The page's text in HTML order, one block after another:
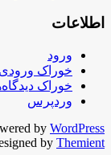
اطلاعات
ورود
خوراک
خوراک
وردپرس
by WordPress
by Themient